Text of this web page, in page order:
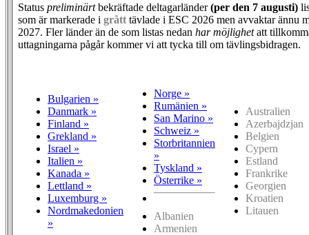
Status preliminärtbekräftade deltagarländer(per den 7 augusti)
som är markerade i grått tävlade i ESC 2026 men avvaktar ännu
2027. Fler länder än de som listas nedan har möjlighetatt
uttagningarna pågår kommer vi att tycka till om tävlingsbidragen.
Bulgarien »
Danmark »
Finland »
Grekland »
Israel »
Italien »
Kanada »
Lettland »
Luxemburg »
Nordmakedonien
»
Norge »
Rumänien »
San Marino »
Schweiz »
Storbritannien
»
Tyskland »
Österrike »
Albanien
Armenien
Australien
Azerbajdzjan
Belgien
Cypern
Estland
Frankrike
Georgien
Kroatien
Litauen